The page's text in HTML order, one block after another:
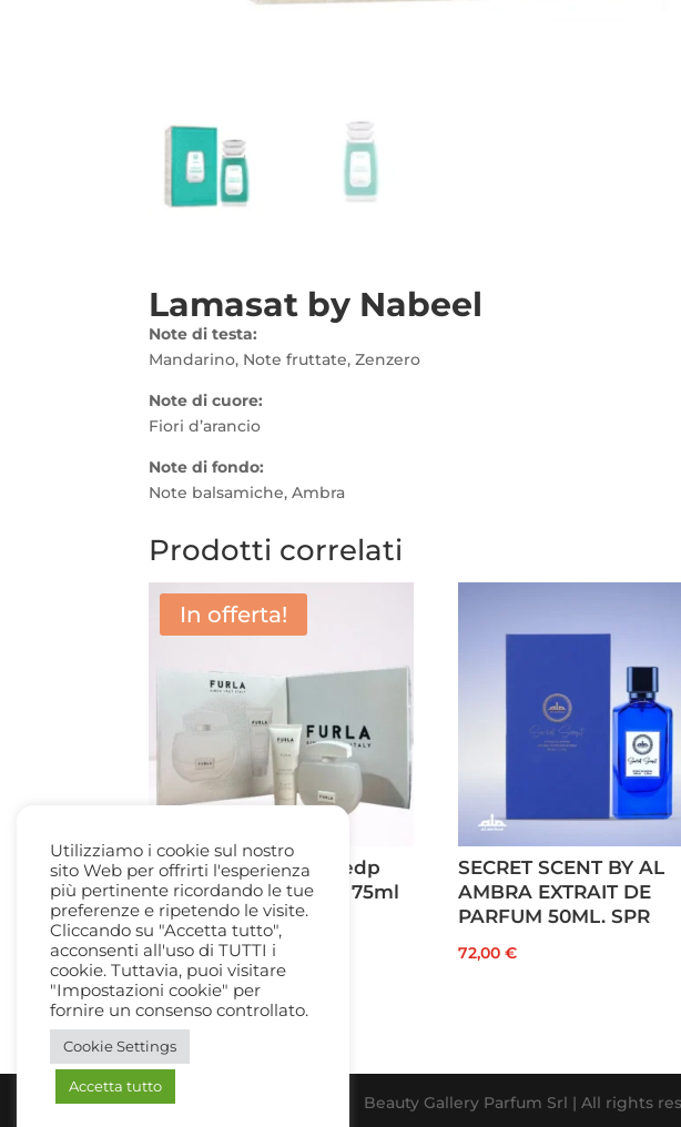
Lamasat by Nabeel
Note di testa:
Mandarino, Note fruttate, Zenzero
Note di cuore:
Fiori d’arancio
Note di fondo:
Note balsamiche, Ambra
Prodotti correlati
In offerta!
Furla Pura Gift Box: edp
100ml + Body Lotion 75ml
90,00€Il
prezzo
originale
era:
62,50€Il
prezzo
è:
SECRET SCENT BY AL
AMBRA EXTRAIT DE
PARFUM 50ML. SPR
72,00€
Beauty Gallery Parfum Srl | All rights
Utilizziamo i cookie sul nostro
sito Web per offrirti l'esperienza
più pertinente ricordando le tue
preferenze e ripetendo le visite.
Cliccando su "Accetta tutto",
acconsenti all'uso di TUTTI i
cookie. Tuttavia, puoi visitare
"Impostazioni cookie" per
fornire un consenso controllato.
Cookie Settings
Accetta tutto